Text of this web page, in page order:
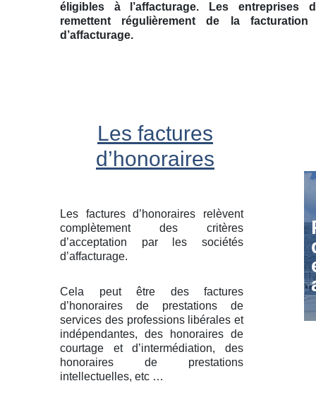
éligibles à l’affacturage. Les entreprises
remettent régulièrement de la
d’affacturage.
Les factures
d’honoraires
Les factures d’honoraires relèvent
complètement des critères
d’acceptation par les sociétés
d’affacturage.
Cela peut être des factures
d’honoraires de prestations de
services des professions libérales et
indépendantes, des honoraires de
courtage et d’intermédiation, des
honoraires de prestations
intellectuelles, etc …